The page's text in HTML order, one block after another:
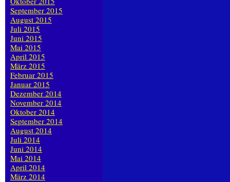
September 2015
August 2015
Juli 2015
Juni 2015
Mai 2015
April 2015
März 2015
Februar 2015
Januar 2015
Dezember 2014
November 2014
Oktober 2014
September 2014
August 2014
Juli 2014
Juni 2014
Mai 2014
April 2014
März 2014